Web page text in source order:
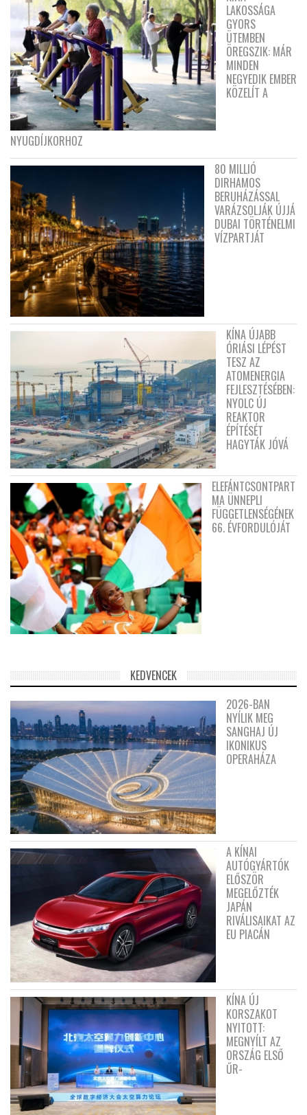
LAKOSSÁGA
GYORS
ÜTEMBEN
ÖREGSZIK: MÁR
MINDEN
NEGYEDIK EMBER
KÖZELÍT A
NYUGDÍJKORHOZ
80 MILLIÓ
DIRHAMOS
BERUHÁZÁSSAL
VARÁZSOLJÁK ÚJJÁ
DUBAI TÖRTÉNELMI
VÍZPARTJÁT
KÍNA ÚJABB
ÓRIÁSI LÉPÉST
TESZ AZ
ATOMENERGIA
FEJLESZTÉSÉBEN:
NYOLC ÚJ
REAKTOR
ÉPÍTÉSÉT
HAGYTÁK JÓVÁ
ELEFÁNTCSONTPART
MA ÜNNEPLI
FÜGGETLENSÉGÉNEK
66. ÉVFORDULÓJÁT
KEDVENCEK
2026-BAN
NYÍLIK MEG
SANGHAJ ÚJ
IKONIKUS
OPERAHÁZA
A KÍNAI
AUTÓGYÁRTÓK
ELŐSZÖR
MEGELŐZTÉK
JAPÁN
RIVÁLISAIKAT AZ
EU PIACÁN
KÍNA ÚJ
KORSZAKOT
NYITOTT:
MEGNYÍLT AZ
ORSZÁG ELSŐ
ŰR-